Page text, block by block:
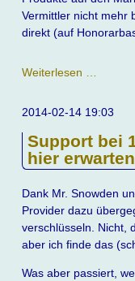
Vermittler nicht mehr
direkt (auf
Weiterlesen …
der
2014-02-14 19:03
Support bei
hier
Dank Mr. Snowden
Provider dazu
verschlüsseln. Nicht,
aber ich finde das
Was aber passiert,